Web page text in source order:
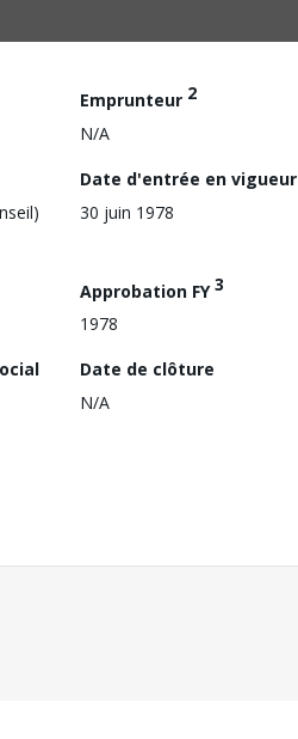
Emprunteur 2
N/A
Date d'entrée en vigueur
30 juin 1978
Approbation FY3
1978
Date de clôture
N/A